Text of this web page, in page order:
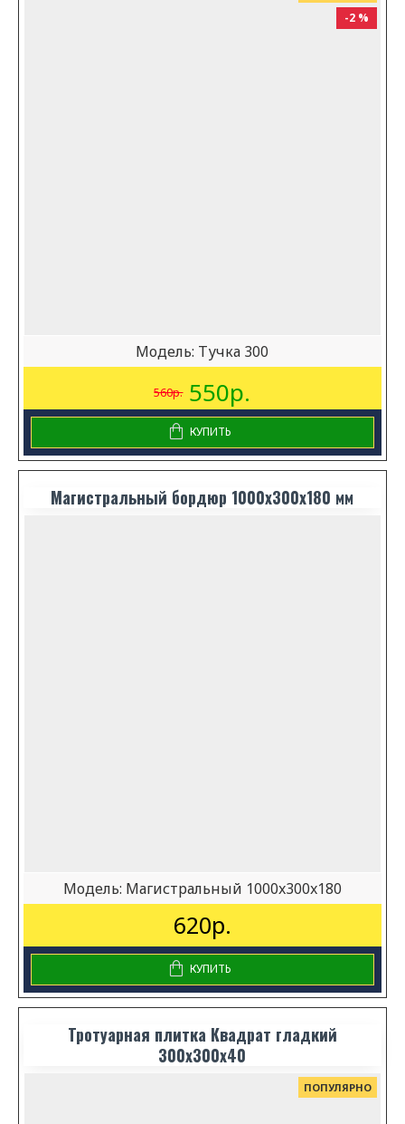
-2 %
Модель: Тучка 300
550р.
560р.
КУПИТЬ
Магистральный бордюр 1000x300x180 мм
Модель: Магистральный 1000x300x180
620р.
КУПИТЬ
Тротуарная плитка Квадрат гладкий
300х300х40
ПОПУЛЯРНО